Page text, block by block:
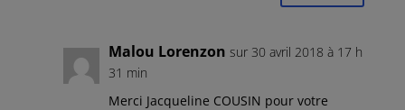
Malou Lorenzon sur 30 avril 2018 à 17 h
31 min
Merci Jacqueline COUSIN pour votre